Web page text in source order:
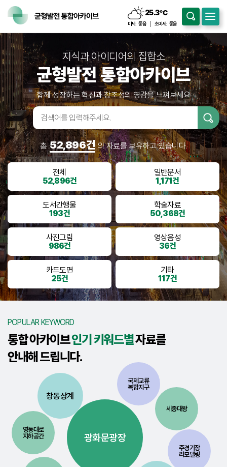
25.3℃
구름조금
미세: 좋음 초미세: 좋음
지식과 아이디어의 집합소
균형발전 통합아카이브
함께 성장하는 혁신과 창조성의 영감을 느껴보세요
검색어입
력
총52,896건 의 자료를 보유하고 있습니다.
전체
52,896건
일반문서
1,171건
도서간행물
193건
학술자료
50,368건
사진그림
986건
영상음성
36건
카드도면
25건
기타
117건
POPULAR KEYWORD
통합 아카이브인기 키워드별자료를
안내해 드립니다.
영동대로
지하공간
주경기장
리모델링
창동상계
광화문광장
국제교류
복합지구
세종대왕